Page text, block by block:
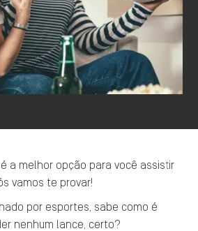
é a melhor opção para você assistir
vamos te provar!
por esportes, sabe como é
nenhum lance, certo?